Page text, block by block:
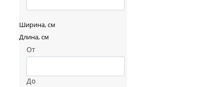
Ширина, см
Длина, см
От
До